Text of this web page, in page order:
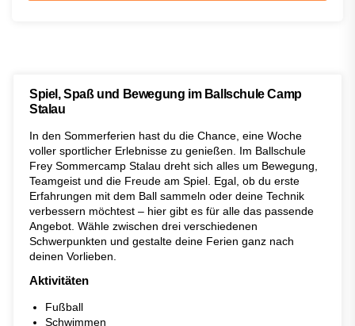
Spiel, Spaß und Bewegung im Ballschule Camp
Stalau
In den Sommerferien hast du die Chance, eine Woche
voller sportlicher Erlebnisse zu genießen. Im Ballschule
Frey Sommercamp Stalau dreht sich alles um Bewegung,
Teamgeist und die Freude am Spiel. Egal, ob du erste
Erfahrungen mit dem Ball sammeln oder deine Technik
verbessern möchtest – hier gibt es für alle das passende
Angebot. Wähle zwischen drei verschiedenen
Schwerpunkten und gestalte deine Ferien ganz nach
deinen Vorlieben.
Aktivitäten
Fußball
Schwimmen